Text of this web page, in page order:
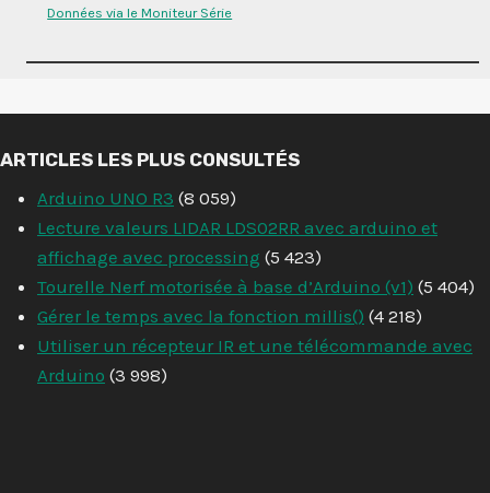
Données via le Moniteur Série
ARTICLES LES PLUS CONSULTÉS
Arduino UNO R3 (8 059)
Lecture valeurs LIDAR LDS02RR avec arduino et
affichage avec processing (5 423)
Tourelle Nerf motorisée à base d’Arduino (v1) (5 404)
Gérer le temps avec la fonction millis() (4 218)
Utiliser un récepteur IR et une télécommande avec
Arduino (3 998)